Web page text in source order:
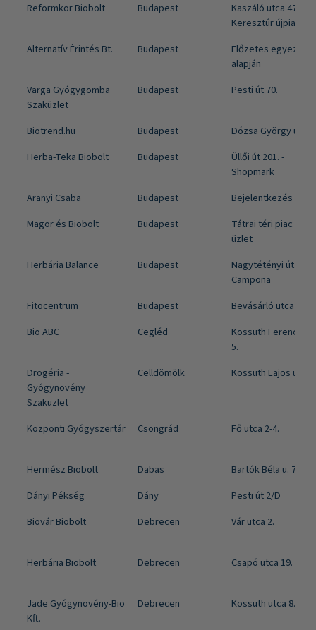
Reformkor Biobolt
Budapest
Kaszáló utca 47. -
Keresztúr újpiac
Alternatív Érintés Bt.
Budapest
Előzetes
alapján
Varga Gyógygomba
Szaküzlet
Budapest Pesti út 70.
Biotrend.hu Budapest
Dózsa György utca
Herba-Teka Biobolt
Budapest
Üllői út 201. -
Shopmark
Aranyi Csaba
Budapest
Bejelentkezés
Magor és Biobolt
Budapest
Tátrai téri piac 113-
üzlet
Herbária Balance
Budapest
Nagytétényi út 37-
Campona
Fitocentrum
Budapest
Bevásárló utca 2.
Bio ABC
Cegléd
Kossuth Ferenc
5.
Drogéria -
Gyógynövény
Szaküzlet
Celldömölk Kossuth Lajos utca
Központi Gyógyszertár Csongrád Fő utca 2-4.
Hermész Biobolt Dabas
Bartók Béla u. 7.
Dányi Pékség
Dány
Pesti út 2/D
Biovár Biobolt
Debrecen Vár utca 2.
Herbária Biobolt Debrecen Csapó utca 19.
Jade Gyógynövény-Bio
Kft.
Debrecen Kossuth utca 8.